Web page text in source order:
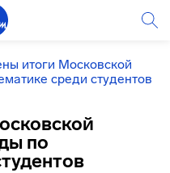
итоги Московской
среди студентов
по